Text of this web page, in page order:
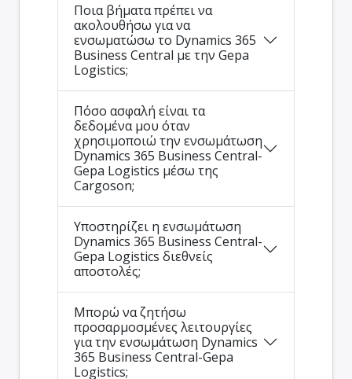
Ποια βήματα πρέπει να
ακολουθήσω για να
ενσωματώσω το Dynamics 365
Business Central με την Gepa
Logistics;
Πόσο ασφαλή είναι τα
δεδομένα μου όταν
χρησιμοποιώ την ενσωμάτωση
Dynamics 365 Business Central-
Gepa Logistics μέσω της
Cargoson;
Υποστηρίζει η ενσωμάτωση
Dynamics 365 Business Central-
Gepa Logistics διεθνείς
αποστολές;
Μπορώ να ζητήσω
προσαρμοσμένες λειτουργίες
για την ενσωμάτωση Dynamics
365 Business Central-Gepa
Logistics;